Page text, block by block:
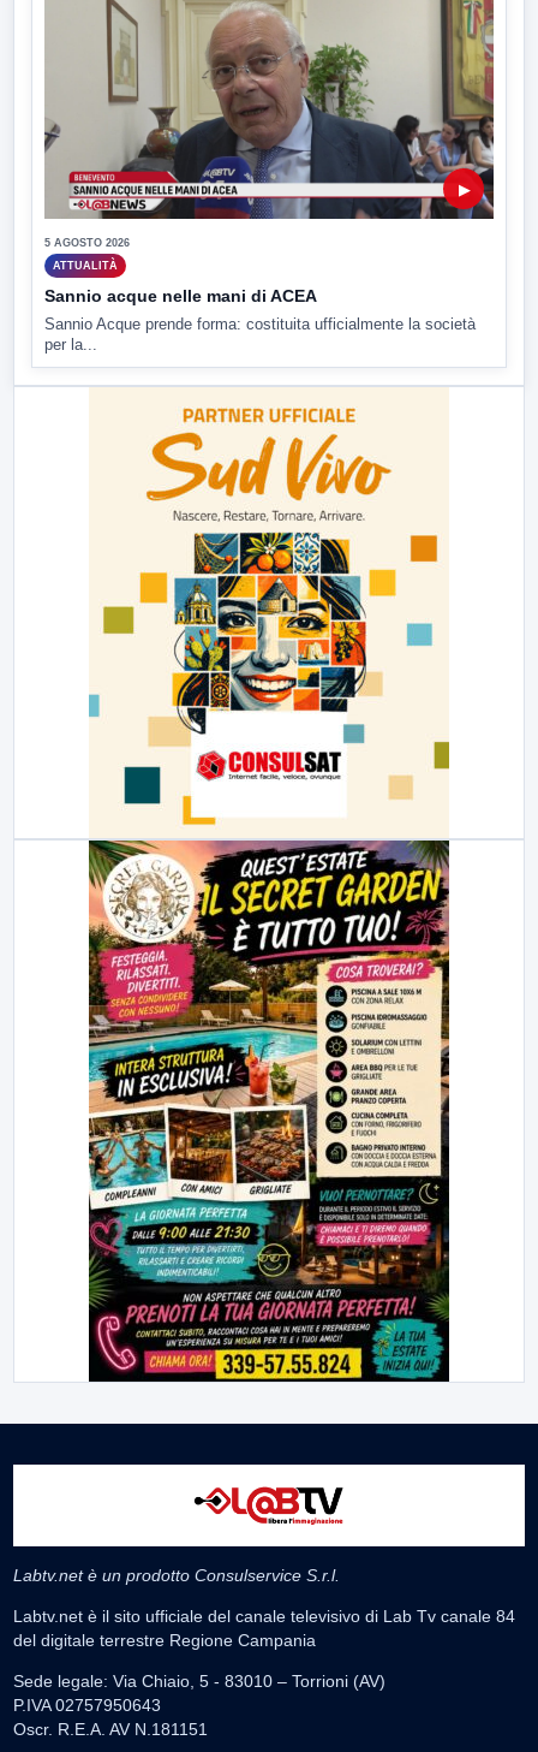
▶
5 AGOSTO 2026
ATTUALITÀ
Sannio acque nelle mani di ACEA
Sannio Acque prende forma: costituita ufficialmente la società
per la...
Labtv.net è un prodotto Consulservice S.r.l.
Labtv.net è il sito ufficiale del canale televisivo di Lab Tv canale 84
del digitale terrestre Regione Campania
Sede legale: Via Chiaio, 5 - 83010 – Torrioni (AV)
P.IVA 02757950643
Oscr. R.E.A. AV N.181151